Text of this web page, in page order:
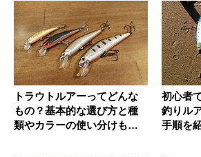
トラウトルアーってどんな
もの？基本的な選び方と種
類やカラーの使い分けも徹
初心者
釣りル
手順を